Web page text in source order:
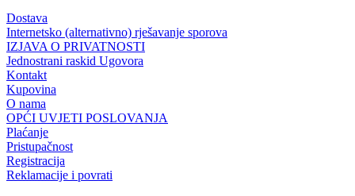
Dostava
Internetsko (alternativno) rješavanje sporova
IZJAVA O PRIVATNOSTI
Jednostrani raskid Ugovora
Kontakt
Kupovina
O nama
OPĆI UVJETI POSLOVANJA
Plaćanje
Pristupačnost
Registracija
Reklamacije i povrati